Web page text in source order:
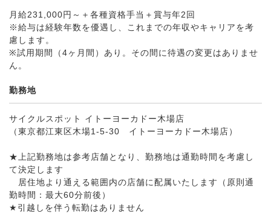
月給231,000円～＋各種資格手当＋賞与年2回
※給与は経験年数を優遇し、これまでの年収やキャリアを考
慮します。
※試用期間（4ヶ月間）あり。その間に待遇の変更はありませ
ん。
勤務地
サイクルスポット イトーヨーカドー木場店
（東京都江東区木場1-5-30 イトーヨーカドー木場店）
★上記勤務地は参考店舗となり、勤務地は通勤時間を考慮し
て決定します
居住地より通える範囲内の店舗に配属いたします（原則通
勤時間：最大60分前後）
★引越しを伴う転勤はありません